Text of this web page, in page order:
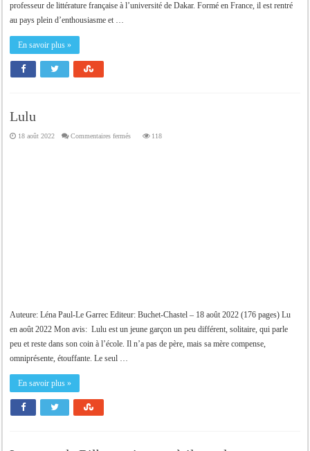
professeur de littérature française à l’université de Dakar. Formé en France, il est rentré
au pays plein d’enthousiasme et …
En savoir plus »
Lulu
18 août 2022 Commentaires fermés 118
Auteure: Léna Paul-Le Garrec Editeur: Buchet-Chastel – 18 août 2022 (176 pages) Lu
en août 2022 Mon avis: Lulu est un jeune garçon un peu différent, solitaire, qui parle
peu et reste dans son coin à l’école. Il n’a pas de père, mais sa mère compense,
omniprésente, étouffante. Le seul …
En savoir plus »